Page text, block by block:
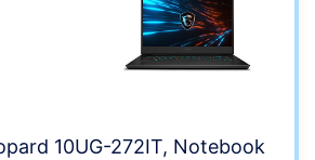
10UG-272IT, Notebook